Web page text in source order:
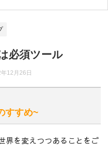
必須ツール
12月26日
すすめ~
界を変えつつあることをご